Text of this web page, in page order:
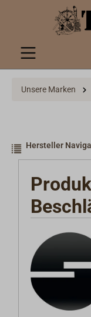
springen
Unsere Marken
Hersteller